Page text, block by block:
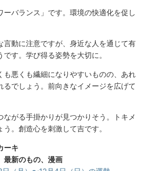
ーバランス」です。環境の快適化を促し
言動に注意ですが、身近な人を通じて有
す。学び得る姿勢を大切に。
も悪くも繊細になりやすいものの、あれ
るでしょう。前向きなイメージを広げて
ながる手掛かりが見つかりそう。トキメ
。創造心を刺激して吉です。
ーキ
最新のもの、漫画